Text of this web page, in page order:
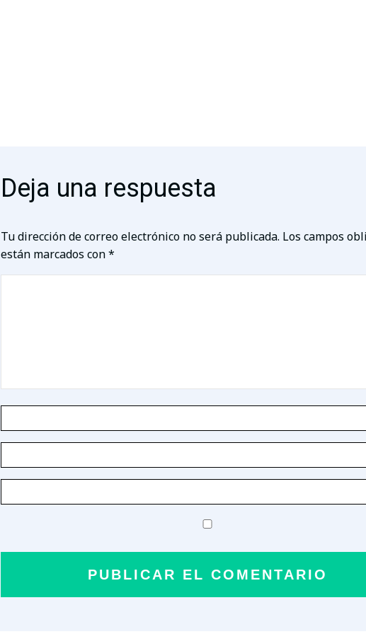
Deja una respuesta
Tu dirección de correo electrónico no será publicada. Los campos
están marcados con*